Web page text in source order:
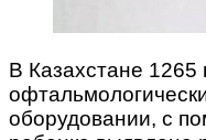
В Казахстане
оборудовании, с